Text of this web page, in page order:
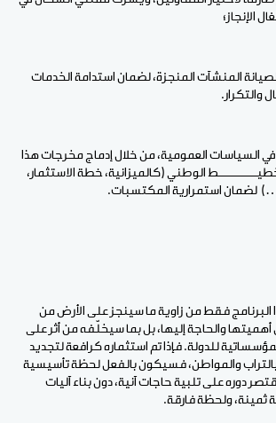
الإنجاز؛
المنشآت المنجزة، لضمان استدامة الخدمات
والتكرار .
في السياسات العمومية، من خلال إدماج مخرجات هذا
الوطني (كالميزانية، خطة الاستثمار،
لضمان استمرارية المكتسبات.
البرنامج فقط من زاوية ما سينجز على الأرض من
والحاجة إليها، بل بما سيخلّفه من أثر على
للدولة. فإذا تم استثماره كرافعة لتجديد
بالتراب والمواطن، فسيكون بالفعل لحظة تأسيسية
دوره على تلبية حاجات آنية، دون بناء آليات
ولحظة فارقة.